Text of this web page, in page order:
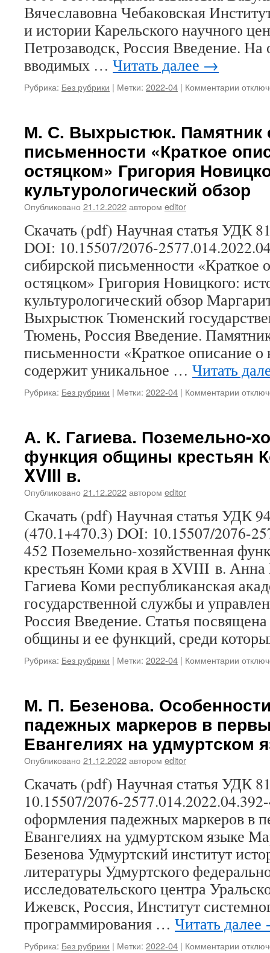
Вячеславовна Чебаковская
и истории Карельского научного
Петрозаводск, Россия Введение. На
вводимых … Читать далее →
Рубрика: Без рубрики | Метки: 2022-04 | Комментарии к
А.
В.
в
в
1920–
1960-
е
гг.
М. С. Выхрыстюк. Памятник
письменности «Краткое
остяцком» Григория
культурологический обзор
Опубликовано 21.12.2022автором editor
Скачать (pdf) Научная статья УДК
DOI: 10.15507/2076-
сибирской письменности «Краткое
остяцком» Григория Новицкого:
культурологический обзор
Выхрыстюк Тюменский
Тюмень, Россия Введение.
письменности «Краткое описание о
содержит уникальное … Читать
Рубрика: Без рубрики | Метки: 2022-04 | Комментарии к
о
народе
обзор
А. К. Гагиева. Поземельно-
функция общины крестьян
XVIII в.
Опубликовано 21.12.2022автором editor
Скачать (pdf) Научная статья УДК
(470.1+470.3) DOI: 10.15507/2076-
452 Поземельно-хозяйственная
крестьян Коми края в XVIII в. Анна
Гагиева Коми республиканская
государственной службы и
Россия Введение. Статья
общины и ее функций, среди
Рубрика: Без рубрики | Метки: 2022-04 | Комментарии к
Коми
края
в
XVIII в.
М. П. Безенова.
падежных маркеров в
Евангелиях на удмуртском
Опубликовано 21.12.2022автором editor
Скачать (pdf) Научная статья УДК
10.15507/2076-
оформления падежных маркеров в
Евангелиях на удмуртском языке
Безенова Удмуртский институт
литературы Удмуртского
исследовательского центра
Ижевск, Россия, Институт
программирования … Читать далее
Рубрика: Без рубрики | Метки: 2022-04 | Комментарии к